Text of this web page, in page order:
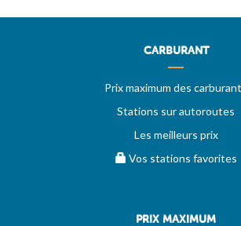
CARBURANT
Prix maximum des
Stations sur autoroutes
Les meilleurs prix
Vos stations favorites
PRIX MAXIMUM